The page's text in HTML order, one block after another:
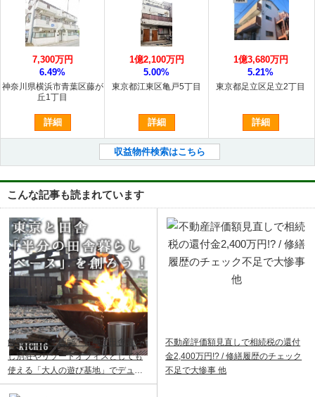
神奈川県横浜市青葉区藤が
丘1丁目
7,300万円
6.49%
詳細
東京都江東区亀戸5丁目
1億2,100万円
5.00%
詳細
東京都足立区足立2丁目
1億3,680万円
5.21%
詳細
収益物件検索はこちら
こんな記事も読まれています
飯能ベース｜飯能・青梅で田舎暮ら
し別荘やリゾートオフィスとしても
使える「大人の遊び基地」でデュア
ルライフ
不動産評価額見直しで相続税の還付
金2,400万円!? / 修繕履歴のチェック
不足で大惨事 他